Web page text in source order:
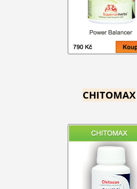
CHITOMAX